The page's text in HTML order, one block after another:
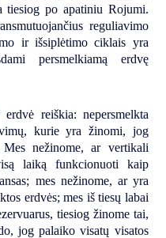
tiesiog po apatiniu Rojumi.
reguliavimo
ir išsiplėtimo ciklais yra
persmelkiamą erdvę
erdvė reiškia: nepersmelkta
kurie yra žinomi, jog
Mes nežinome, ar vertikali
laiką funkcionuoti kaip
mes nežinome, ar yra
erdvės; mes iš tiesų labai
tiesiog žinome tai,
jog palaiko visatų visatos